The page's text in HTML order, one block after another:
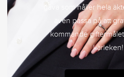
gåva som håller hela
även passa på att
kommande
kärleken!